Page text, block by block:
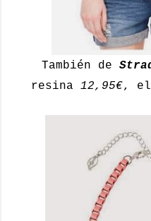
También de
resina 12,95€, el